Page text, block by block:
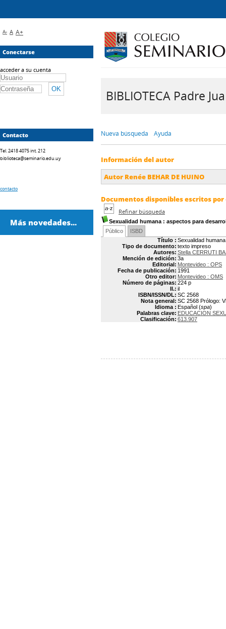
BIBLIOTECA Padre
Nueva búsqueda Ayuda
Información del autor
Autor Renée BEHAR DE HUINO
Documentos disponibles escritos
Refinar búsqueda
Sexualidad humana : aspectos para
Público
ISBD
Título : Sexualidad
Tipo de documento: texto impreso
Autores: Stella CERRUTI
Mención de edición: 3a
Editorial: Montevideo : OPS
Fecha de publicación: 1991
Otro editor: Montevideo : OMS
Número de páginas: 224 p
Il.: il
ISBN/ISSN/DL: SC 2568
Nota general: SC 2568 Prólogo:
Idioma : Español (spa)
Palabras clave: EDUCACION
Clasificación: 613.907
A- A A+
Conectarse
acceder a su cuenta
Contacto
Tel. 2418 4075 int. 212
biblioteca@seminario.edu.uy
contacto
Más novedades...